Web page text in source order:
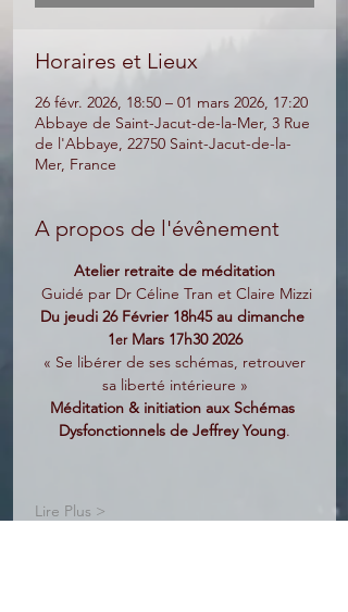
Horaires et Lieux
26 févr. 2026, 18:50 – 01 mars 2026, 17:20
Abbaye de Saint-Jacut-de-la-Mer, 3 Rue
de l'Abbaye, 22750 Saint-Jacut-de-la-
Mer, France
A propos de l'évênement
Atelier retraite de méditation
Guidé par Dr Céline Tran et Claire Mizzi
Du jeudi 26 Février 18h45 au dimanche
1er Mars 17h30 2026
« Se libérer de ses schémas, retrouver
sa liberté intérieure »
Méditation & initiation aux Schémas
Dysfonctionnels de Jeffrey Young.
Lire Plus >